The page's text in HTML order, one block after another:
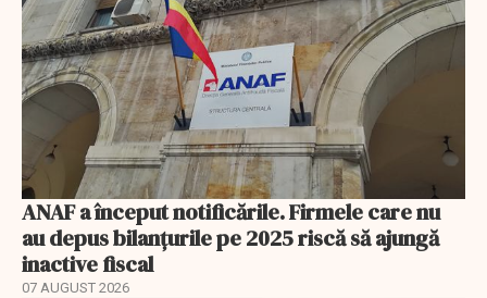
ANAF a început notificările. Firmele care nu
au depus bilanțurile pe 2025 riscă să ajungă
inactive fiscal
07 AUGUST 2026